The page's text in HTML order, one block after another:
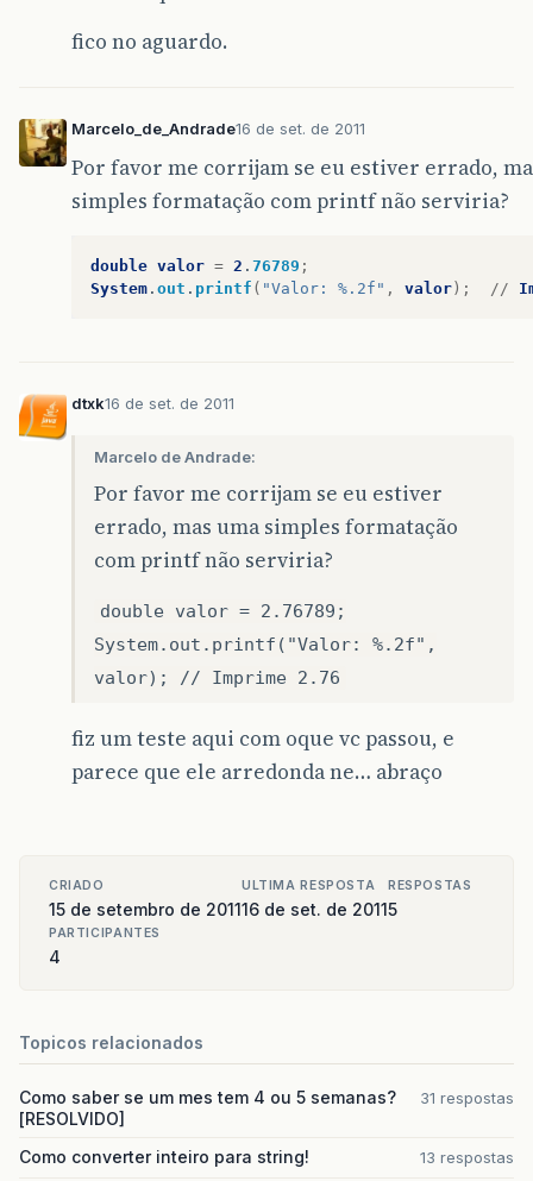
fico no aguardo.
Marcelo_de_Andrade16 de set. de 2011
Por favor me corrijam se eu estiver errado,
simples formatação com printf não serviria?
double valor = 2 . 76789 ;
System . out . printf ( "Valor: %.2f" , valor); //
dtxk16 de set. de 2011
Marcelo de Andrade:
Por favor me corrijam se eu estiver
errado, mas uma simples formatação
com printf não serviria?
double valor = 2.76789;
System.out.printf("Valor: %.2f",
valor); // Imprime 2.76
fiz um teste aqui com oque vc passou, e
parece que ele arredonda ne… abraço
CRIADO
15 de setembro de 2011
ULTIMA RESPOSTA
16 de set. de 2011
RESPOSTAS
5
PARTICIPANTES
4
Topicos relacionados
Como saber se um mes tem 4 ou 5 semanas?
[RESOLVIDO]
31 respostas
Como converter inteiro para string! 13 respostas